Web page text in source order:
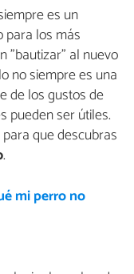
es un
para los más
"bautizar" al nuevo
no siempre es una
de los gustos de
pueden ser útiles.
que descubras
.
mi perro no